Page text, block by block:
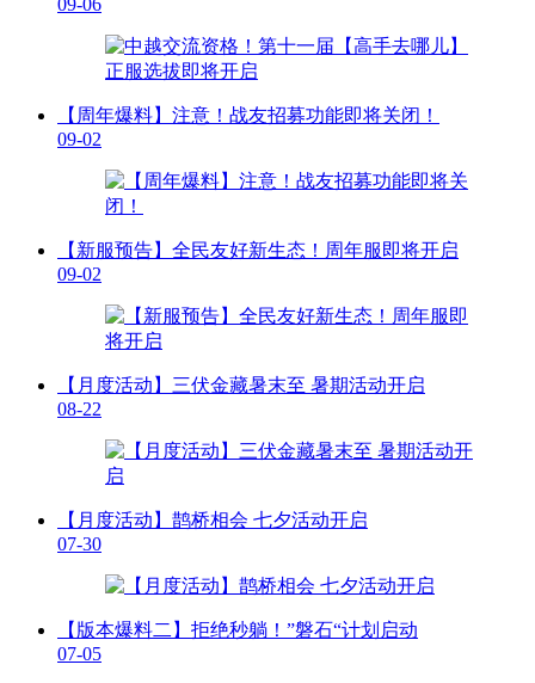
【周年爆料】注意！战友招募功能即将关闭！
09-02
【新服预告】全民友好新生态！周年服即将开启
09-02
【月度活动】三伏金藏暑末至 暑期活动开启
08-22
【月度活动】鹊桥相会 七夕活动开启
07-30
【版本爆料二】拒绝秒躺！”磐石“计划启动
07-05